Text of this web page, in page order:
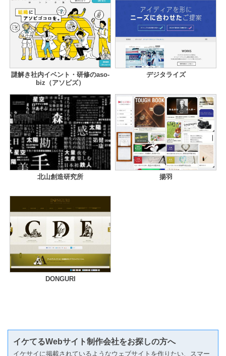
謎解き社内イベント・研修のaso-
biz（アソビズ）
デジタライズ
北山創造研究所 揚羽
DONGURI
イケてるWebサイト制作会社をお探しの方へ
イケサイに掲載されているようなウェブサイトを作りたい、スマー